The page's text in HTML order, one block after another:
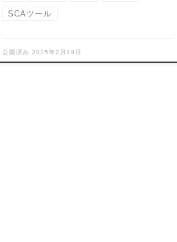
SCAツール
公開済み2025年2月19日